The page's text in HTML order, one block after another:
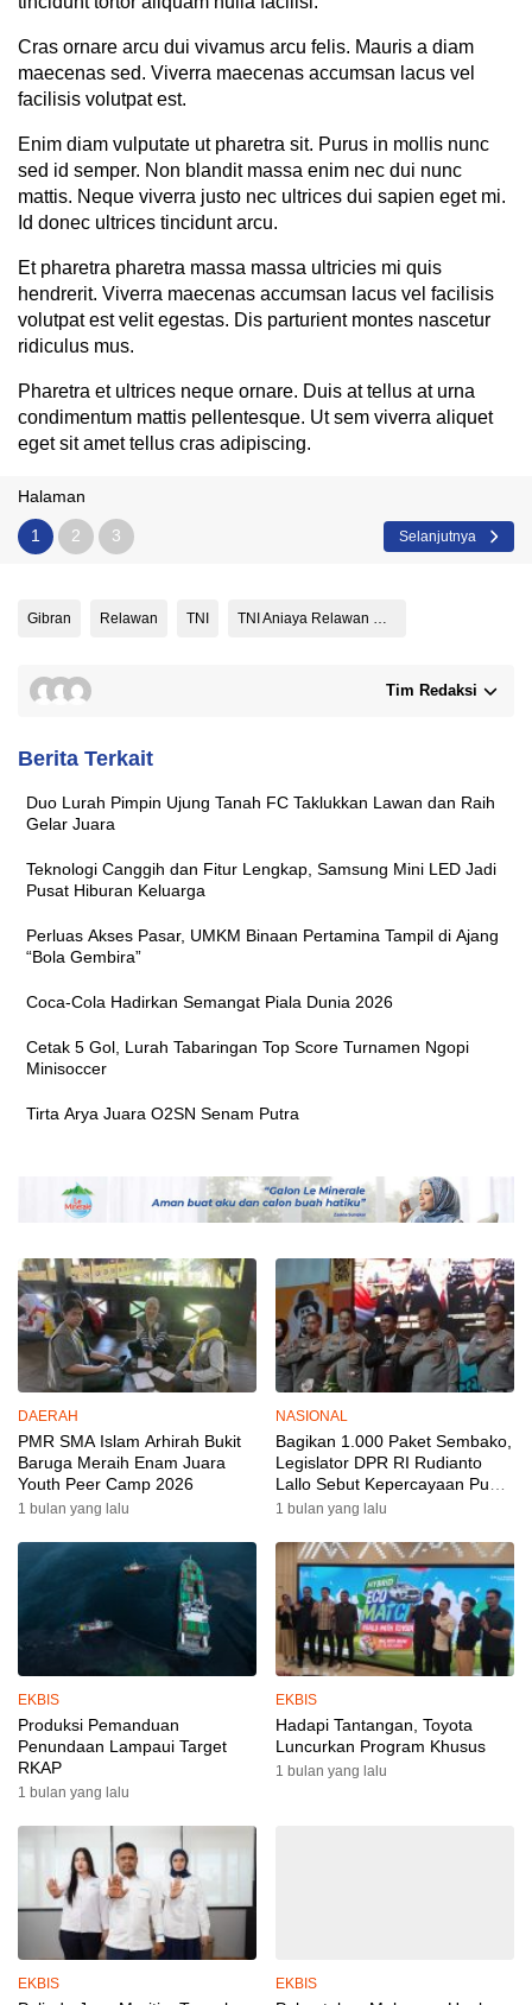
Cras ornare arcu dui vivamus arcu felis. Mauris a diam
maecenas sed. Viverra maecenas accumsan lacus vel
facilisis volutpat est.
Enim diam vulputate ut pharetra sit. Purus in mollis nunc
sed id semper. Non blandit massa enim nec dui nunc
mattis. Neque viverra justo nec ultrices dui sapien eget mi.
Id donec ultrices tincidunt arcu.
Et pharetra pharetra massa massa ultricies mi quis
hendrerit. Viverra maecenas accumsan lacus vel facilisis
volutpat est velit egestas. Dis parturient montes nascetur
ridiculus mus.
Pharetra et ultrices neque ornare. Duis at tellus at urna
condimentum mattis pellentesque. Ut sem viverra aliquet
eget sit amet tellus cras adipiscing.
Halaman
1 2 3 Selanjutnya
Gibran Relawan TNI TNI Aniaya Relawan Ganjar
Tim Redaksi
Berita Terkait
Duo Lurah Pimpin Ujung Tanah FC Taklukkan Lawan dan Raih
Gelar Juara
Teknologi Canggih dan Fitur Lengkap, Samsung Mini LED Jadi
Pusat Hiburan Keluarga
Perluas Akses Pasar, UMKM Binaan Pertamina Tampil di Ajang
“Bola Gembira”
Coca‑Cola Hadirkan Semangat Piala Dunia 2026
Cetak 5 Gol, Lurah Tabaringan Top Score Turnamen Ngopi
Minisoccer
Tirta Arya Juara O2SN Senam Putra
DAERAH
PMR SMA Islam Arhirah Bukit
Baruga Meraih Enam Juara
Youth Peer Camp 2026
1 bulan yang lalu
NASIONAL
Bagikan 1.000 Paket Sembako,
Legislator DPR RI Rudianto
Lallo Sebut Kepercayaan Publik
Ke Polri Meningkat
1 bulan yang lalu
EKBIS
Produksi Pemanduan
Penundaan Lampaui Target
RKAP
1 bulan yang lalu
EKBIS
Hadapi Tantangan, Toyota
Luncurkan Program Khusus
1 bulan yang lalu
EKBIS EKBIS